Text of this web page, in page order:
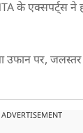
के एक्सपर्ट्स ने
उफान पर,
में लगी आग,
ADVERTISEMENT